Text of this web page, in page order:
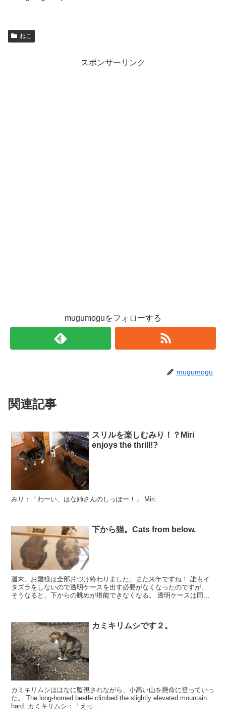
ねこ
スポンサーリンク
mugumoguをフォローする
mugumogu
関連記事
スリルを楽しむみり！？Miri
enjoys the thrill!?
みり：「わーい、はな姉さんのしっぽー！」 Miri:
下から猫。Cats from below.
週末、お雛様は全部片づけ終わりました。また来年ですね！ 誰もイ
タズラをしないので透明ケースを出す必要がなくなったのですが、
そうなると、下からの眺めが堪能できなくなる。 透明ケースは同居
カミキリムシです２。
カミキリムシははなに監視されながら、小高い山を懸命に登っていっ
た。 The long-horned beetle climbed the slightly elevated mountain
hard. カミキリムシ：「えっ...